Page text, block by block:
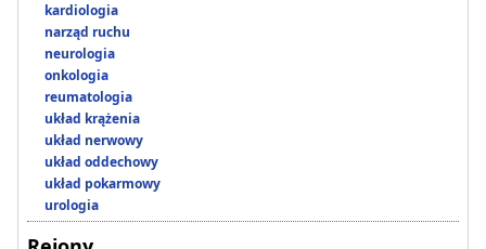
kardiologia
narząd ruchu
neurologia
onkologia
reumatologia
układ krążenia
układ nerwowy
układ oddechowy
układ pokarmowy
urologia